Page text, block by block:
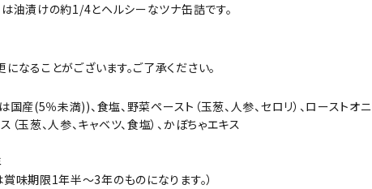
油漬けの約1/4とヘルシーなツナ缶詰です。
ることがございます。ご了承ください。
国産(5％未満))、食塩、野菜ペースト（玉葱、人参、セロリ）、ローストオニ
（玉葱、人参、キャベツ、食塩）、かぼちゃエキス
賞味期限1年半～3年のものになります。）